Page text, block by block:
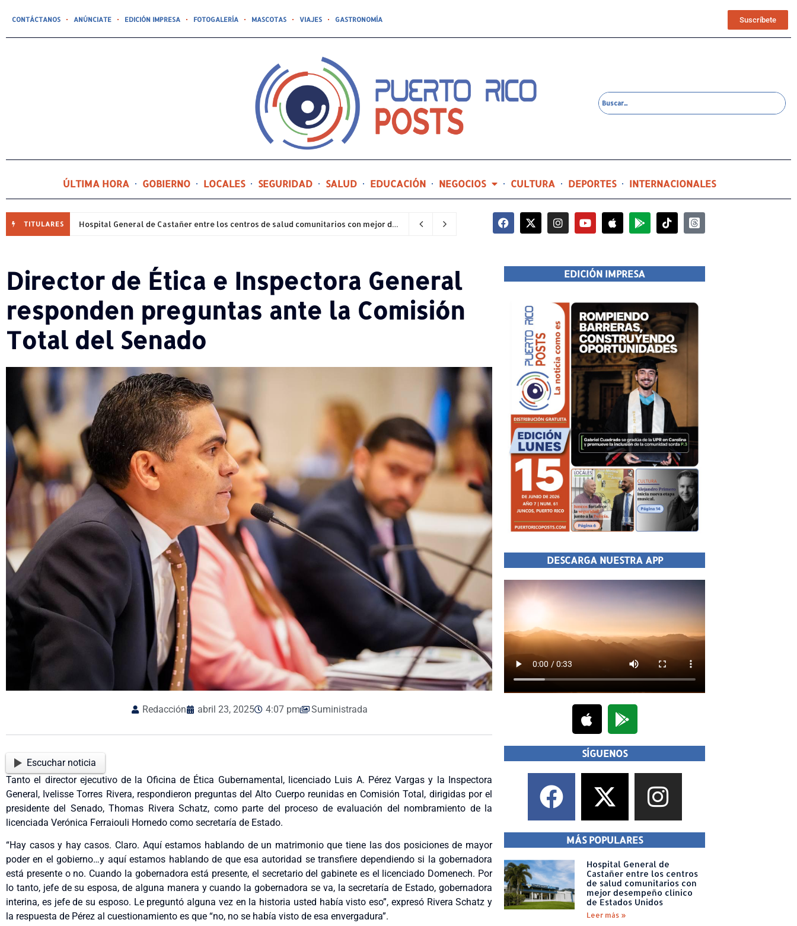
CONTÁCTANOS ANÚNCIATE EDICIÓN IMPRESA FOTOGALERÍA MASCOTAS VIAJES GASTRONOMÍA Suscríbete
ÚLTIMA HORA GOBIERNO LOCALES SEGURIDAD SALUD EDUCACIÓN NEGOCIOS CULTURA DEPORTES INTERNACIONALES
TITULARES Hospital General de Castañer entre los centros de salud comunitarios con mejor desempeño clínico de Estados Unidos 2 días ago
Director de Ética e Inspectora General
responden preguntas ante la Comisión
Total del Senado
Redacción abril 23, 2025 4:07 pm Suministrada
Escuchar noticia
Tanto el director ejecutivo de la Oficina de Ética Gubernamental, licenciado Luis A. Pérez Vargas y la Inspectora
General, Ivelisse Torres Rivera, respondieron preguntas del Alto Cuerpo reunidas en Comisión Total, dirigidas por el
presidente del Senado, Thomas Rivera Schatz, como parte del proceso de evaluación del nombramiento de la
licenciada Verónica Ferraiouli Hornedo como secretaría de Estado.
“Hay casos y hay casos. Claro. Aquí estamos hablando de un matrimonio que tiene las dos posiciones de mayor
poder en el gobierno…y aquí estamos hablando de que esa autoridad se transfiere dependiendo si la gobernadora
está presente o no. Cuando la gobernadora está presente, el secretario del gabinete es el licenciado Domenech. Por
lo tanto, jefe de su esposa, de alguna manera y cuando la gobernadora se va, la secretaría de Estado, gobernadora
interina, es jefe de su esposo. Le preguntó alguna vez en la historia usted había visto eso”, expresó Rivera Schatz y
la respuesta de Pérez al cuestionamiento es que “no, no se había visto de esa envergadura”.
EDICIÓN IMPRESA
DESCARGA NUESTRA APP
SÍGUENOS
MÁS POPULARES
Hospital General de
Castañer entre los centros
de salud comunitarios con
mejor desempeño clínico
de Estados Unidos
Leer más »